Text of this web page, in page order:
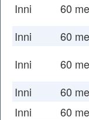
Inni
60
Inni
60
Inni
60
Inni
60
Inni
60